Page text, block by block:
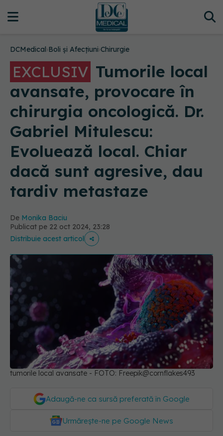
DCMedical›Boli și Afecțiuni›Chirurgie
EXCLUSIV Tumorile local
avansate, provocare în
chirurgia oncologică. Dr.
Gabriel Mitulescu:
Evoluează local. Chiar
dacă sunt agresive, dau
tardiv metastaze
De Monika Baciu
Publicat pe 22 oct 2024, 23:28
Distribuie acest articol
tumorile local avansate - FOTO: Freepik@cornflakes493
Adaugă-ne ca sursă preferată în Google
Urmărește-ne pe Google News